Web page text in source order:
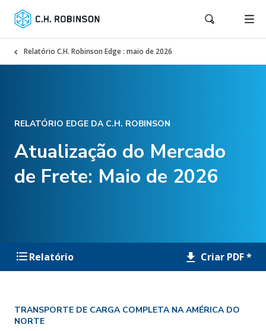
Relatório C.H. Robinson Edge : maio de 2026
RELATÓRIO EDGE DA C.H. ROBINSON
Atualização do Mercado
de Frete: Maio de 2026
Relatório Criar PDF *
TRANSPORTE DE CARGA COMPLETA NA AMÉRICA DO
NORTE